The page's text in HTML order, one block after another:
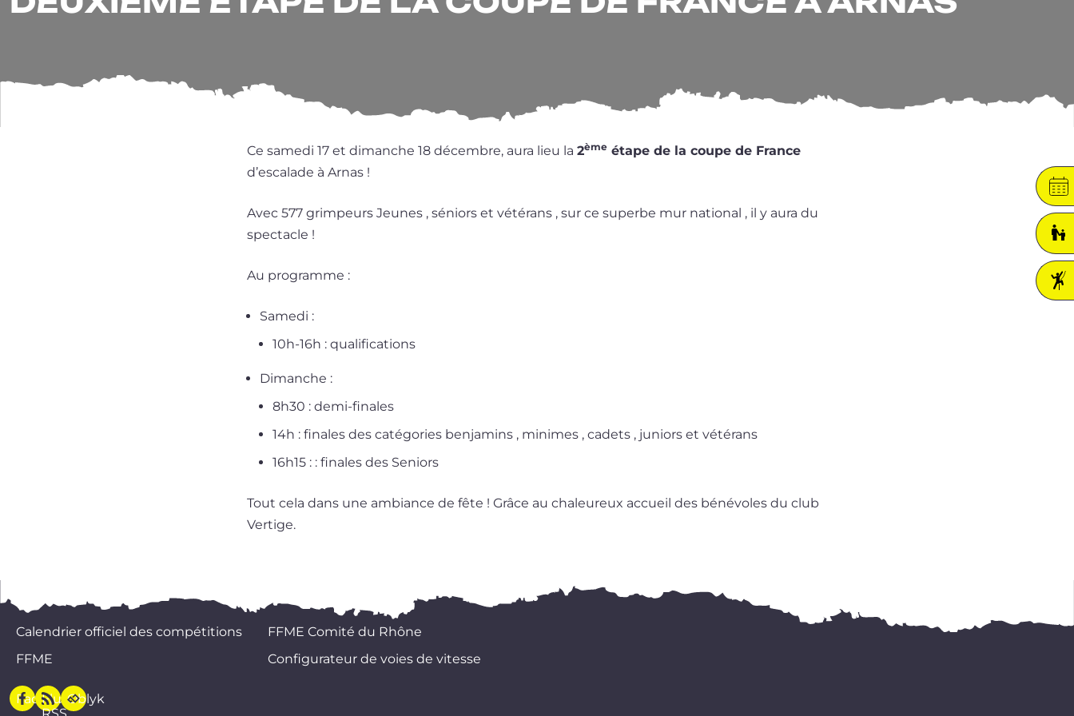
Ce same­di 17 et dimanche 18 décembre, aura lieu la 2ème étape de la coupe de France
d’es­ca­lade à Arnas !
Avec 577 grim­peurs Jeunes , séniors et vété­rans , sur ce superbe mur natio­nal , il y aura du
spectacle !
Au pro­gramme :
Samedi :
10h-16h : qualifications
Dimanche :
8h30 : demi-finales
14h : finales des caté­go­ries ben­ja­mins , minimes , cadets , juniors et vétérans
16h15 : : finales des Seniors
Tout cela dans une ambiance de fête ! Grâce au cha­leu­reux accueil des béné­voles du club
Vertige.
Calendrier officiel des compétitions
FFME
FFME Comité du Rhône
Configurateur de voies de vitesse
Facebook
FluxOblyk